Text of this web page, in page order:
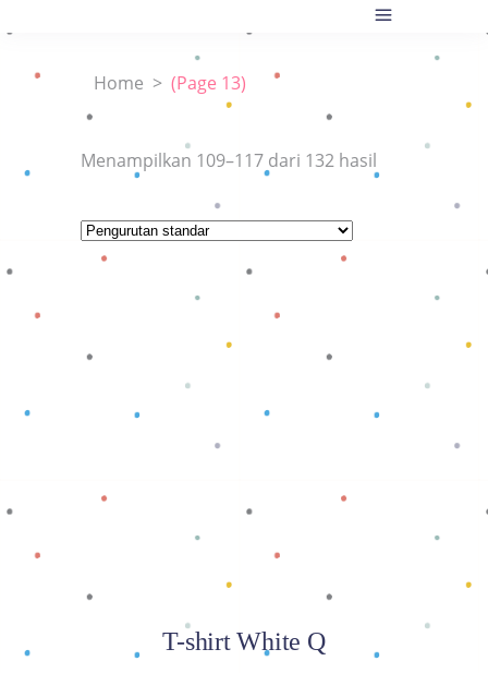
Home > (Page 13)
Menampilkan 109–117 dari 132 hasil
Baca selengkapnya
T-shirt White Q